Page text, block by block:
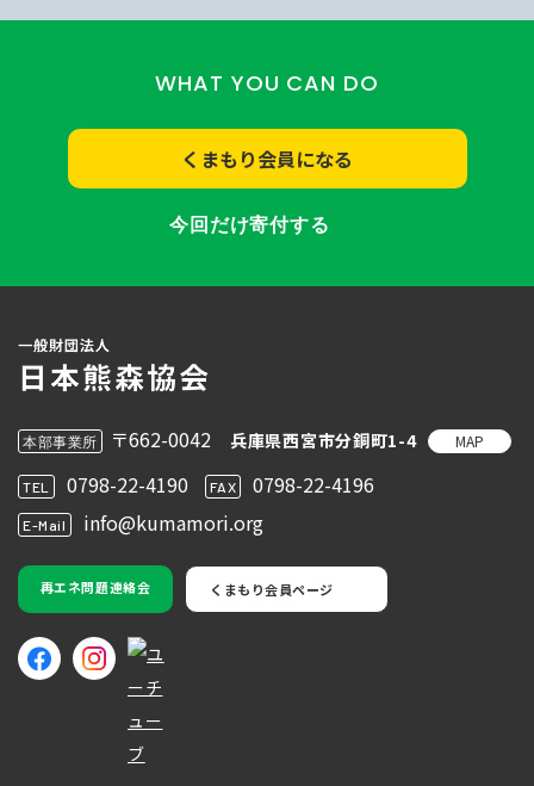
WHAT YOU CAN DO
くまもり会員になる
今回だけ寄付する
本部事業所 〒662-0042 兵庫県西宮市分銅町1-4 MAP
TEL 0798-22-4190 FAX 0798-22-4196
E-Mail info@kumamori.org
再エネ問題連絡会 くまもり会員ページ